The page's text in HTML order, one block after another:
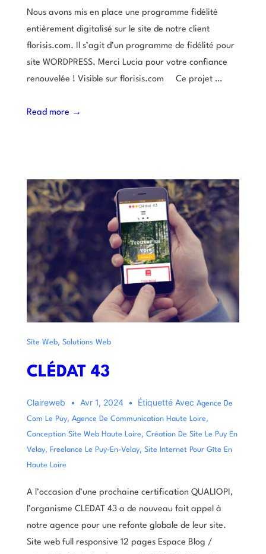
Nous avons mis en place une programme fidélité
entièrement digitalisé sur le site de notre client
florisis.com. Il s’agit d’un programme de fidélité pour
site WORDPRESS. Merci Lucia pour votre confiance
renouvelée ! Visible sur florisis.com Ce projet …
Read more →
Site Web, Solutions Web
CLÉDAT 43
Claireweb Avr 1, 2024 Étiquetté AvecAgence De
Com Le Puy, Agence De Communication Haute Loire,
Conception Site Web Haute Loire, Création De Site Le Puy En
Velay, Freelance Le Puy-En-Velay, Site Internet Pour Gîte En
Haute Loire
A l’occasion d’une prochaine certification QUALIOPI,
l’organisme CLEDAT 43 a de nouveau fait appel à
notre agence pour une refonte globale de leur site.
Site web full responsive 12 pages Espace Blog /